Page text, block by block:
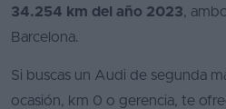
34.254 km del año 2023,
Barcelona.
Si buscas un Audi de segunda
ocasión, km 0 o gerencia, te